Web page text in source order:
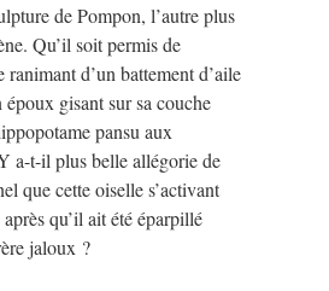
de Pompon, l’autre plus
Qu’il soit permis de
d’un battement d’aile
gisant sur sa couche
pansu aux
a-t-il plus belle allégorie de
que cette oiselle s’activant
qu’il ait été éparpillé
jaloux ?